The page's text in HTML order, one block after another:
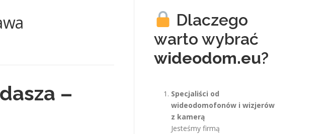
–
Dlaczego
warto wybrać
wideodom.eu?
Specjaliści od
wideodomofonów i wizjerów
z kamerą
Jesteśmy firmą